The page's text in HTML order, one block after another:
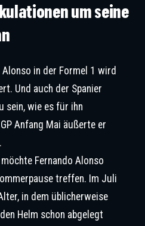
Der
Der
um seine
in der Formel 1 wird
Und auch der Spanier
sein, wie es für ihn
Anfang Mai äußerte er
Alonso in Miami. | ©IMAGO / Beautiful Sports
Fernando Alonso
treffen. Im Juli
in dem üblicherweise
Helm schon abgelegt